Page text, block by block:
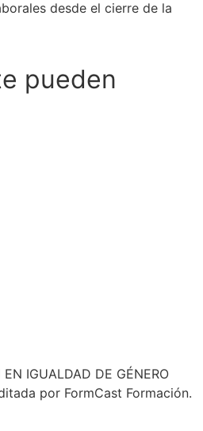
desde el cierre de la
pueden
IGUALDAD DE GÉNERO
por FormCast Formación.